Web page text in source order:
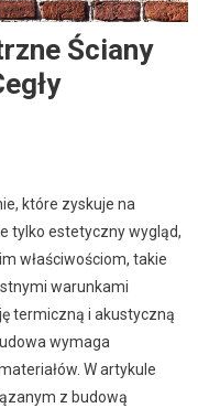
Ściany
które zyskuje na
tylko estetyczny wygląd,
właściwościom, takie
warunkami
termiczną i akustyczną
wymaga
W artykule
z budową